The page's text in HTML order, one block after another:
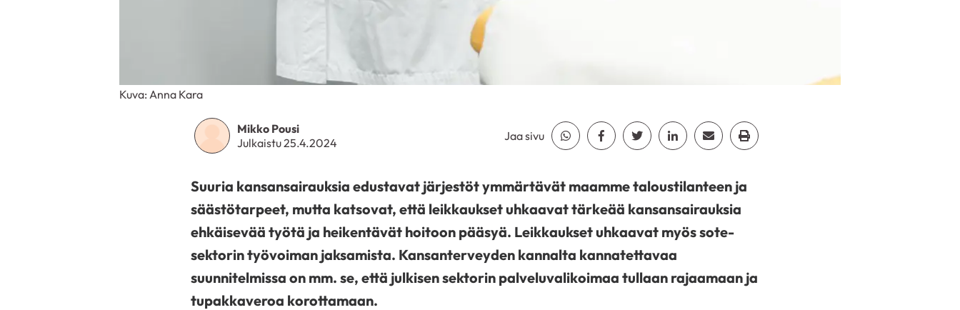
Mikko Pousi
Julkaistu 25.4.2024
Jaa sivu Jaa Whatsapp
Jaa Facebook
Jaa TwitterJaa LinkedinJaa EmailJaa Print
Kuva: Anna Kara
Suuria kansansairauksia edustavat järjestöt ymmärtävät maamme taloustilanteen ja
säästötarpeet, mutta katsovat, että leikkaukset uhkaavat tärkeää kansansairauksia
ehkäisevää työtä ja heikentävät hoitoon pääsyä. Leikkaukset uhkaavat myös sote-
sektorin työvoiman jaksamista. Kansanterveyden kannalta kannatettavaa
suunnitelmissa on mm. se, että julkisen sektorin palveluvalikoimaa tullaan rajaamaan ja
tupakkaveroa korottamaan.